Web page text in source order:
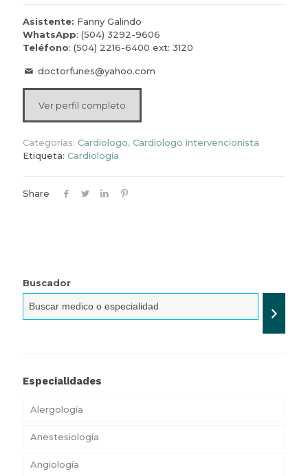
Asistente: Fanny Galindo
WhatsApp: (504) 3292-9606
Teléfono: (504) 2216-6400 ext: 3120
doctorfunes@yahoo.com
Ver perfil completo
Categorías: Cardiologo, Cardiologo intervencionista
Etiqueta: Cardiología
Share
Buscador
Especialidades
Alergología
Anestesiología
Angiología